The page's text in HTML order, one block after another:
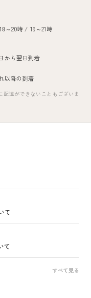
18～20時 / 19～21時
から翌日到着
以降の到着
達ができないこともございま
て
て
すべて見る